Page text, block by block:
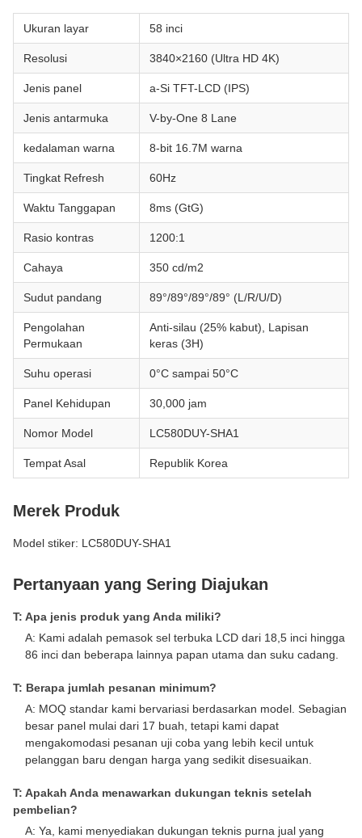
Ukuran layar 58 inci
Resolusi 3840×2160 (Ultra HD 4K)
Jenis panel a-Si TFT-LCD (IPS)
Jenis antarmuka V-by-One 8 Lane
kedalaman warna 8-bit 16.7M warna
Tingkat Refresh 60Hz
Waktu Tanggapan 8ms (GtG)
Rasio kontras 1200:1
Cahaya 350 cd/m2
Sudut pandang 89°/89°/89°/89° (L/R/U/D)
Pengolahan
Permukaan
Anti-silau (25% kabut), Lapisan
keras (3H)
Suhu operasi 0°C sampai 50°C
Panel Kehidupan 30,000 jam
Nomor Model LC580DUY-SHA1
Tempat Asal Republik Korea
Merek Produk
Model stiker: LC580DUY-SHA1
Pertanyaan yang Sering Diajukan
T: Apa jenis produk yang Anda miliki?
A: Kami adalah pemasok sel terbuka LCD dari 18,5 inci hingga
86 inci dan beberapa lainnya papan utama dan suku cadang.
T: Berapa jumlah pesanan minimum?
A: MOQ standar kami bervariasi berdasarkan model. Sebagian
besar panel mulai dari 17 buah, tetapi kami dapat
mengakomodasi pesanan uji coba yang lebih kecil untuk
pelanggan baru dengan harga yang sedikit disesuaikan.
T: Apakah Anda menawarkan dukungan teknis setelah
pembelian?
A: Ya, kami menyediakan dukungan teknis purna jual yang